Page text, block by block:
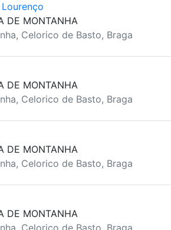
DE MONTANHA
Celorico de Basto, Braga
DE MONTANHA
Celorico de Basto, Braga
DE MONTANHA
Celorico de Basto, Braga
DE MONTANHA
Celorico de Basto, Braga